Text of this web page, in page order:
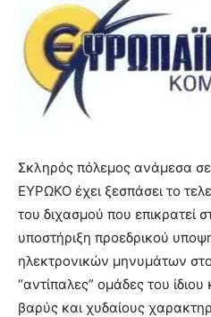
Σκληρός πόλεμος ανάμεσα
ΕΥΡΩΚΟ έχει ξεσπάσει το
του διχασμού που επικρατεί
υποστήριξη προεδρικού
ηλεκτρονικών μηνυμάτων
“αντίπαλες” ομάδες του
βαρύς και χυδαίους